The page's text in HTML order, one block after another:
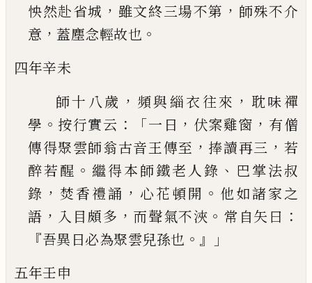
怏然赴省城 ， 雖文終三場不第 ， 師殊不介
意 ， 蓋塵念輕故也 。
四年辛未
師十八歲 ， 頻與緇衣往來 ， 耽味禪
學 。 按行實云 ：「一 日 ， 伏案雞窗 ， 有僧
傳得聚雲師翁古音王傳至 ， 捧讀再三 ， 若
醉若醒 。 繼得本師鐵老人錄 、 巴掌法叔
錄 ， 焚香禮誦 ， 心花頓開 。 他如諸家之
語 ， 入目頗多 ， 而聲氣不浹 。 常自矢曰 ：
『吾異日必為聚雲兒孫也 。』」
五年壬申